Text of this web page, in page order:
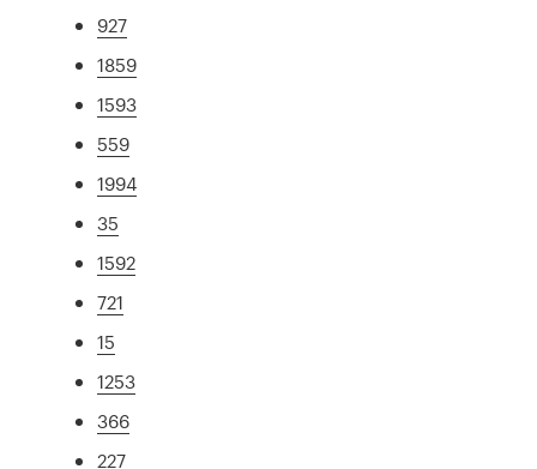
927
1859
1593
559
1994
35
1592
721
15
1253
366
227